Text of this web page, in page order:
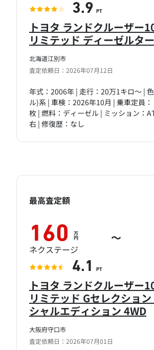
北海道江別市
査定依頼日：2026年07月12日
トヨタ ランドクルーザー
リミテッド ディーゼルタ
年式：2006年 | 走行：20万1キロ～ |
ル)系 | 車検：2026年10月 | 乗車定員
枚 | 燃料：ディーゼル | ミッション：
右 | 修復歴：なし
3.9 PT
大阪府守口市
査定依頼日：2026年07月01日
トヨタ ランドクルーザー
リミテッド Gセレクショ
シャルエディション 4WD
最高査定額
160 万
円 ～
ネクステージ
4.1 PT